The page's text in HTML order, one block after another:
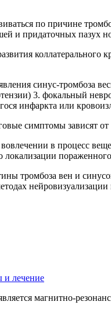
по причине
и придаточных пазух
синус-тромбоза
3. фокальный
инфаркта или
симптомы зависят
в процесс
тромбоза вен и
и лечение
магнитно-